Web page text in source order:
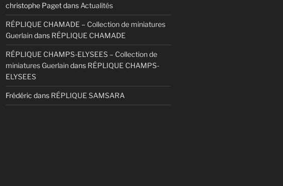
christophe Pagetdans Actualités
RÉPLIQUE CHAMADE – Collection de miniatures
Guerlaindans RÉPLIQUE CHAMADE
RÉPLIQUE CHAMPS-ELYSEES – Collection de
miniatures Guerlaindans RÉPLIQUE CHAMPS-
ELYSEES
Frédéric dans RÉPLIQUE SAMSARA